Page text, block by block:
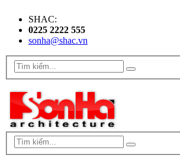
SHAC:
0225 2222 555
sonha@shac.vn